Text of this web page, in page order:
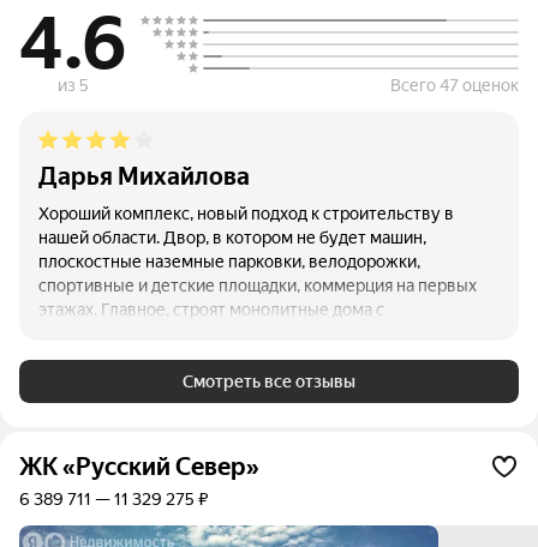
4.6
из 5 Всего 47 оценок
Дарья Михайлова
Хороший комплекс, новый подход к строительству в
нашей области. Двор, в котором не будет машин,
плоскостные наземные парковки, велодорожки,
спортивные и детские площадки, коммерция на первых
этажах. Главное, строят монолитные дома с
очень хороший, рядом сады, школы, магазины,
набережная, Центральный парк, автобусные остановки.
Решаем, какую квартиру выбрать)
Смотреть все отзывы
ЖК «Русский Север»
6 389 711 — 11 329 275 ₽